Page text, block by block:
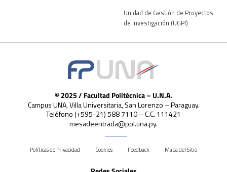
Unidad de Gestión de Proyectos
de Investigación (UGPI)
© 2025 / Facultad Politécnica – U.N.A.
Campus UNA, Villa Universitaria, San Lorenzo – Paraguay.
Teléfono (+595-21) 588 7110 – C.C. 111421
mesadeentrada@pol.una.py.
Políticas de Privacidad Cookies Feedback Mapa del Sitio